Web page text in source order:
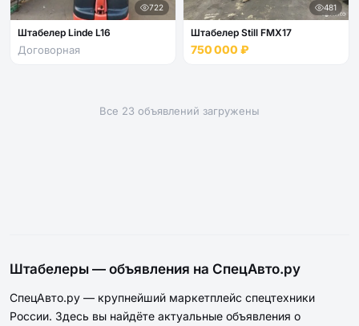
722
Штабелер Linde L16
Договорная
481
Штабелер Still FМХ17
750 000 ₽
Все 23 объявлений загружены
Штабелеры — объявления на СпецАвто.ру
СпецАвто.ру — крупнейший маркетплейс спецтехники
России. Здесь вы найдёте актуальные объявления о